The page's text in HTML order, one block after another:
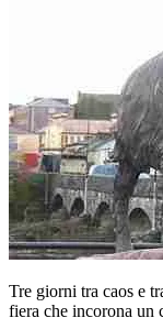
Tre giorni tra caos e
fiera che incorona un